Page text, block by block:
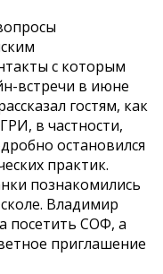
с которым
встречи в июне
гостям, как
в частности,
остановился
практик.
познакомились
Владимир
посетить СОФ, а
приглашение